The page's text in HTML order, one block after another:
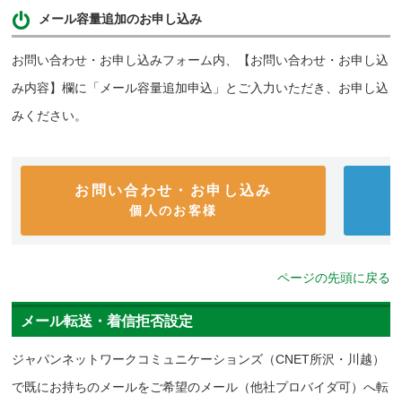
メール容量追加のお申し込み
お問い合わせ・お申し込みフォーム内、【お問い合わせ・お申し込
み内容】欄に「メール容量追加申込」とご入力いただき、お申し込
みください。
お問い合わせ・お申し込み
個人のお客様
ページの先頭に戻る
メール転送・着信拒否設定
ジャパンネットワークコミュニケーションズ（CNET所沢・川越）
で既にお持ちのメールをご希望のメール（他社プロバイダ可）へ転